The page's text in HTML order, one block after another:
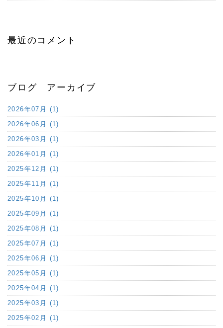
最近のコメント
ブログ アーカイブ
2026年07月 (1)
2026年06月 (1)
2026年03月 (1)
2026年01月 (1)
2025年12月 (1)
2025年11月 (1)
2025年10月 (1)
2025年09月 (1)
2025年08月 (1)
2025年07月 (1)
2025年06月 (1)
2025年05月 (1)
2025年04月 (1)
2025年03月 (1)
2025年02月 (1)